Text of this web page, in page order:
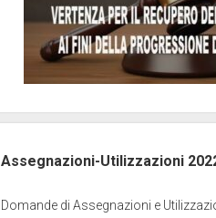
Assegnazioni-Utilizzazioni
Domande di Assegnazioni e